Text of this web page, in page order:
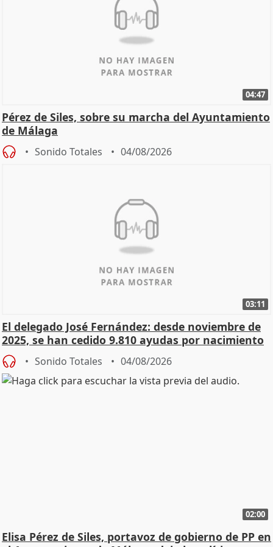
04:47
Pérez de Siles, sobre su marcha del Ayuntamiento
de Málaga
Sonido Totales 04/08/2026
03:11
El delegado José Fernández: desde noviembre de
2025, se han cedido 9.810 ayudas por nacimiento
Sonido Totales 04/08/2026
02:00
Elisa Pérez de Siles, portavoz de gobierno de PP en